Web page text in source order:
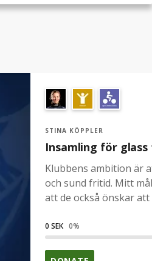
STINA KÖPPLER
Insamling för
Klubbens ambition är
och sund fritid. Mitt
att de också önskar
glassar!
0 SEK 0%